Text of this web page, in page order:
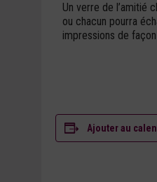
Un verre de l’amitié
ou chacun pourra
impressions de
Ajouter au